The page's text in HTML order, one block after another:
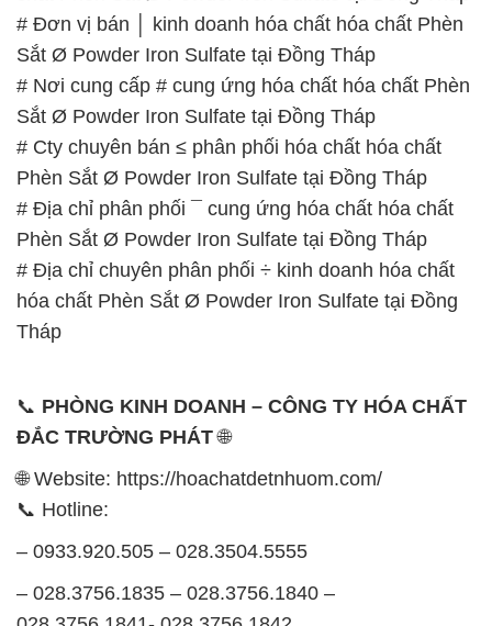
hóa chất Phèn Sắt Ø Powder Iron Sulfate tại Đồng
Tháp
📞PHÒNG KINH DOANH – CÔNG TY HÓA CHẤT
ĐẮC TRƯỜNG PHÁT
🌐 Website: https://hoachatdetnhuom.com/
📞 Hotline:
– 0933.920.505 – 028.3504.5555
– 028.3756.1835 – 028.3756.1840 –
– 0932.660.696 – 0901.326.566 – 0906.387.866 –
0902.765.866
📧 Email: hoachat@dactruongphat.vn
GIỜ LÀM VIỆC TẠI CÔNG TY HÓA CHẤT ĐẮC
TRƯỜNG PHÁT
Thời gian làm việctại Hóa Chất Đắc Trường Phát
được tổ chức như sau: